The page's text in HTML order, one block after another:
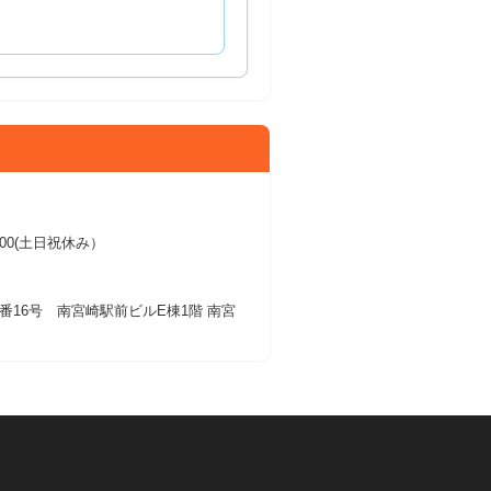
土日祝休み）
16号 南宮崎駅前ビルE棟1階 南宮